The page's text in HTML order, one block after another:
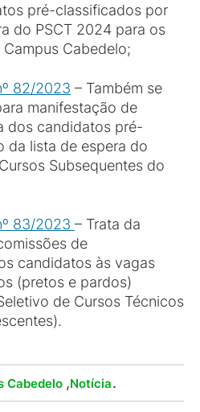
pré-classificados por
do PSCT 2024 para os
Cabedelo;
82/2023 – Também se
manifestação de
dos candidatos pré-
da lista de espera do
Subsequentes do
83/2023 – Trata da
de
candidatos às vagas
(pretos e pardos)
de Cursos Técnicos
Cabedelo ,Notícia.